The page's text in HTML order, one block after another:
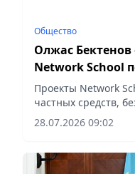
Общество
Олжас Бектенов
Network School
в Казахстане
Проекты Network
частных средств,
государственного
корреспондент
28.07.2026 09:02